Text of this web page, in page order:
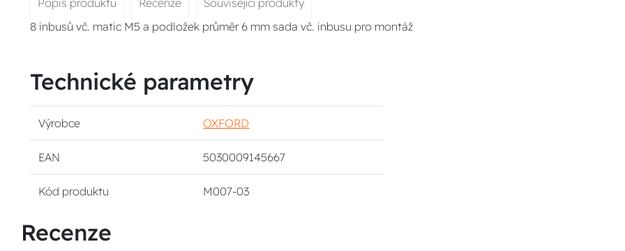
Popis produktu
Recenze
Související produkty
8 inbusů vč. matic M5 a podložek průměr 6 mm sada vč. inbusu pro montáž
Technické parametry
Výrobce OXFORD
EAN 5030009145667
Kód produktu M007-03
Recenze